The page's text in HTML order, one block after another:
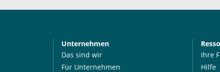
Unternehmen
Das sind wir
Für Unternehmen
Ihre
Hilfe